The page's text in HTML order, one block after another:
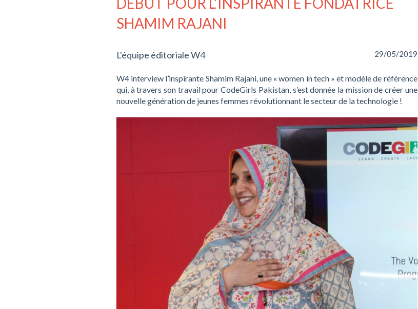
SHAMIM RAJANI
L'équipe éditoriale W4 29/05/2019
W4 interview l’inspirante Shamim Rajani, une « women in tech » et modèle de référence
qui, à travers son travail pour CodeGirls Pakistan, s’est donnée la mission de créer une
nouvelle génération de jeunes femmes révolutionnant le secteur de la technologie !